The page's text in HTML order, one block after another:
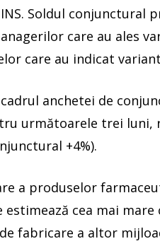
Soldul conjunctural
care au ales
care au indicat
anchetei de
următoarele trei
+4%).
a produselor
cea mai
fabricare a altor